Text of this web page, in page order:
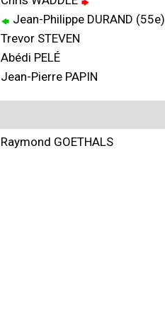
Jean-Philippe DURAND (55e)
Trevor STEVEN
Abédi PELÉ
Jean-Pierre PAPIN
Raymond GOETHALS